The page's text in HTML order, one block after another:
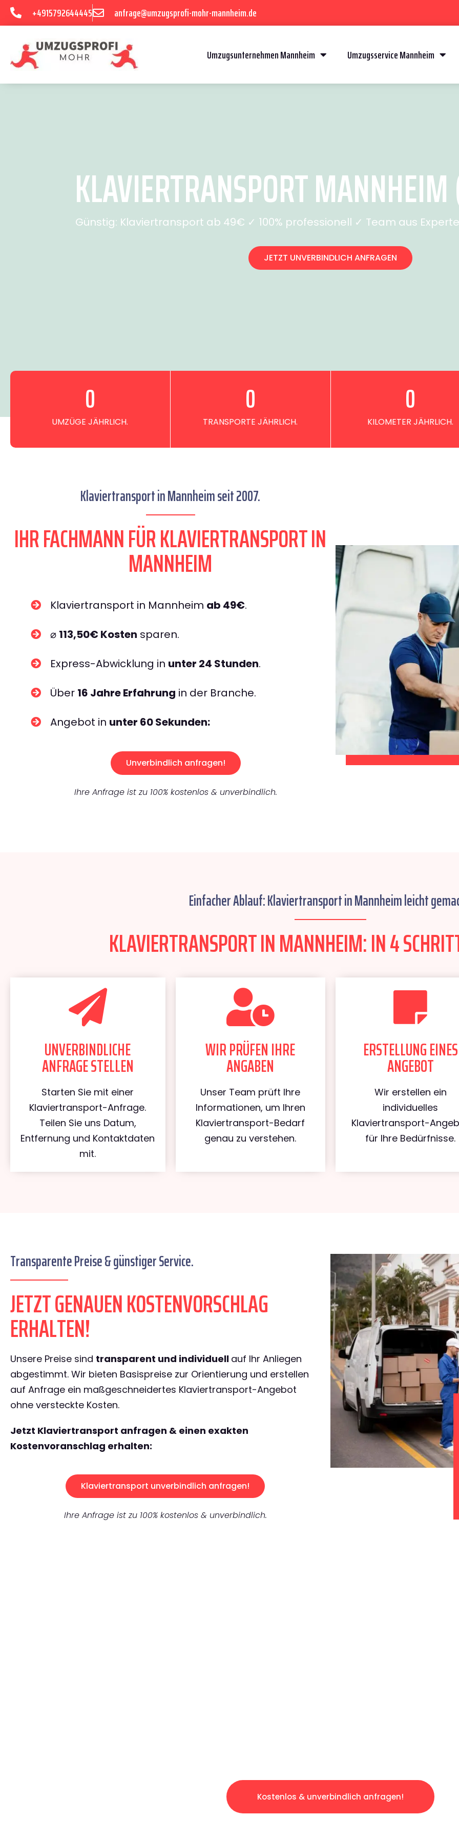
+4915792644445 anfrage@umzugsprofi-mohr-mannheim.de
Umzugsunternehmen Mannheim Umzugsservice Mannheim
KLAVIERTRANSPORT
Günstig: Klaviertransport ab 49€ ✓ 100% professionell ✓ Team aus
JETZT UNVERBINDLICH ANFRAGEN
UMZÜGE JÄHRLICH.
0
TRANSPORTE JÄHRLICH.
0
KILOMETER JÄHRLICH.
0
Klaviertransport in Mannheim seit 2007.
IHR FACHMANN FÜR KLAVIERTRANSPORT IN
MANNHEIM​
Klaviertransport in Mannheim ab 49€.
⌀ 113,50€ Kosten sparen.
Express-Abwicklung in unter 24 Stunden.
Über 16 Jahre Erfahrung in der Branche.
Angebot in unter 60 Sekunden:
Unverbindlich anfragen!
Ihre Anfrage ist zu 100% kostenlos & unverbindlich.
Einfacher Ablauf: Klaviertransport in Mannheim leicht
KLAVIERTRANSPORT IN MANNHEIM: IN 4
UNVERBINDLICHE
ANFRAGE STELLEN
Starten Sie mit einer
Klaviertransport-Anfrage.
Teilen Sie uns Datum,
Entfernung und Kontaktdaten
mit.
WIR PRÜFEN IHRE
ANGABEN
Unser Team prüft Ihre
Informationen, um Ihren
Klaviertransport-Bedarf
genau zu verstehen.
ERSTELLUNG EINES
ANGEBOT
Wir erstellen ein
individuelles
Klaviertransport-
für Ihre Bedürfnisse.
Transparente Preise & günstiger Service.
JETZT GENAUEN KOSTENVORSCHLAG
ERHALTEN!
Unsere Preise sind transparent und individuell auf Ihr Anliegen
abgestimmt. Wir bieten Basispreise zur Orientierung und erstellen
auf Anfrage ein maßgeschneidertes Klaviertransport-Angebot
ohne versteckte Kosten.
Jetzt Klaviertransport anfragen & einen exakten
Kostenvoranschlag erhalten:
Klaviertransport unverbindlich anfragen!
Ihre Anfrage ist zu 100% kostenlos & unverbindlich.
Kostenlos & unverbindlich anfragen!